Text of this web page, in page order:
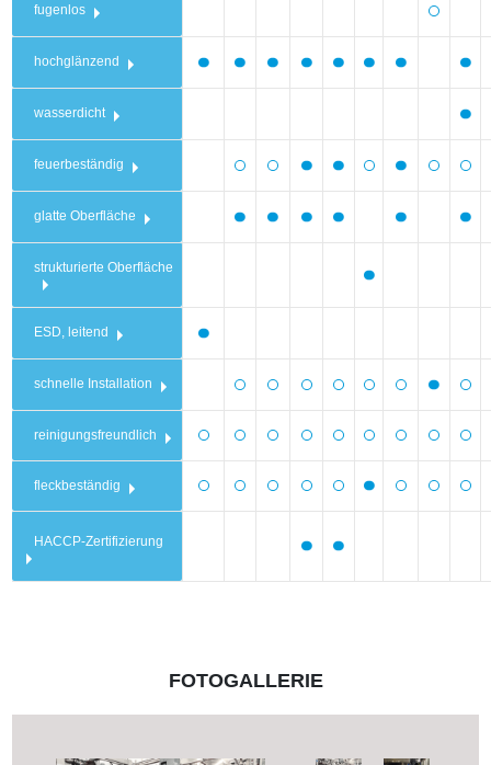
fugenlos
hochglänzend
wasserdicht
feuerbeständig
glatte Oberfläche
strukturierte Oberfläche
ESD, leitend
schnelle Installation
reinigungsfreundlich
fleckbeständig
HACCP-Zertifizierung
FOTOGALLERIE